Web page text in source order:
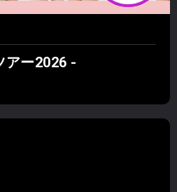
アー2026 -